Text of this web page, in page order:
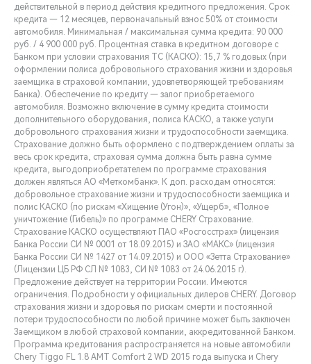
действительной в период действия кредитного предложения. Срок
кредита — 12 месяцев, первоначальный взнос 50% от стоимости
автомобиля. Минимальная / максимальная сумма кредита: 90 000
руб. / 4 900 000 руб. Процентная ставка в кредитном договоре с
Банком при условии страхования ТС (КАСКО): 15,7 % годовых (при
оформлении полиса добровольного страхования жизни и здоровья
заемщика в страховой компании, удовлетворяющей требованиям
Банка). Обеспечение по кредиту — залог приобретаемого
автомобиля. Возможно включение в сумму кредита стоимости
дополнительного оборудования, полиса КАСКО, а также услуги
добровольного страхования жизни и трудоспособности заемщика.
Страхование должно быть оформлено с подтверждением оплаты за
весь срок кредита, страховая сумма должна быть равна сумме
кредита, выгодоприобретателем по программе страхования
должен являться АО «Меткомбанк». К доп. расходам относятся:
добровольное страхование жизни и трудоспособности заемщика и
полис КАСКО (по рискам «Хищение (Угон)», «Ущерб», «Полное
уничтожение (Гибель)» по программе CHERY Страхование.
Страхование КАСКО осуществляют ПАО «Росгосстрах» (лицензия
Банка России СИ № 0001 от 18.09.2015) и ЗАО «МАКС» (лицензия
Банка России СИ № 1427 от 14.09.2015) и ООО «Зетта Страхование»
(Лицензии ЦБ РФ СЛ № 1083, СИ № 1083 от 24.06.2015 г).
Предложение действует на территории России. Имеются
ограничения. Подробности у официальных дилеров CHERY. Договор
страхования жизни и здоровья по рискам смерти и постоянной
потери трудоспособности по любой причине может быть заключен
Заемщиком в любой страховой компании, аккредитованной Банком.
Программа кредитования распространяется на новые автомобили
Chery Tiggo FL 1.8 АMT Comfort 2 WD 2015 года выпуска и Chery